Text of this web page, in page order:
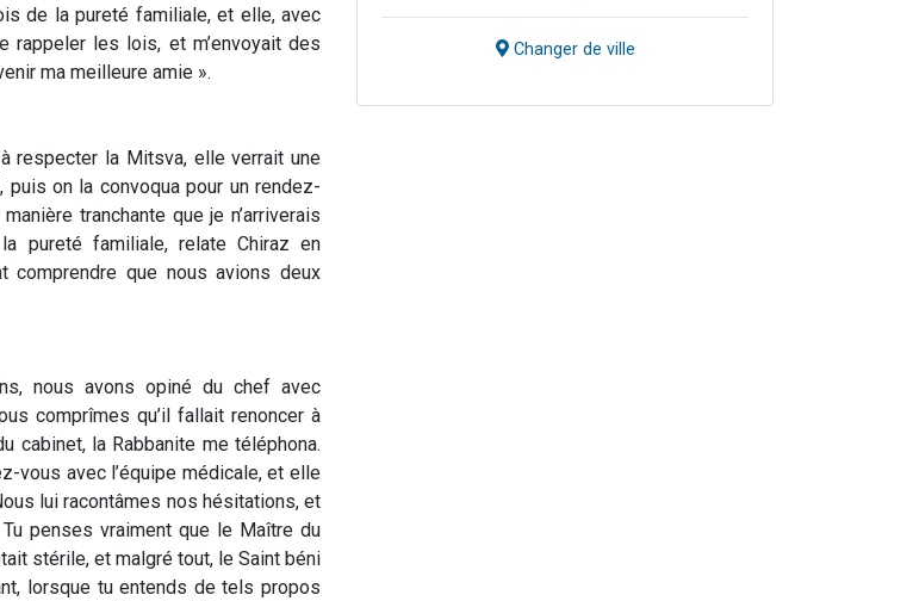
de la pureté familiale, et elle, avec
rappeler les lois, et m’envoyait des
ma meilleure amie ».
respecter la Mitsva, elle verrait une
on la convoqua pour un rendez-
tranchante que je n’arriverais
pureté familiale, relate Chiraz en
comprendre que nous avions deux
nous avons opiné du chef avec
comprîmes qu’il fallait renoncer à
cabinet, la Rabbanite me téléphona.
vous avec l’équipe médicale, et elle
lui racontâmes nos hésitations, et
penses vraiment que le Maître du
stérile, et malgré tout, le Saint béni
lorsque tu entends de tels propos
Changer de ville